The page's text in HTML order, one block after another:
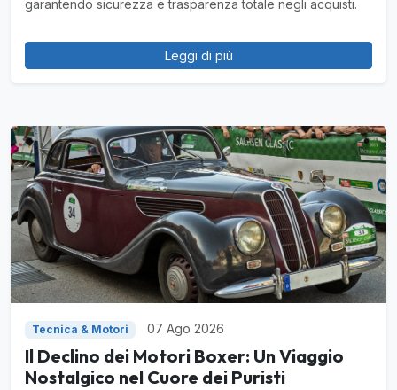
garantendo sicurezza e trasparenza totale negli acquisti.
Leggi di più
Tecnica & Motori 07 Ago 2026
Il Declino dei Motori Boxer: Un Viaggio
Nostalgico nel Cuore dei Puristi